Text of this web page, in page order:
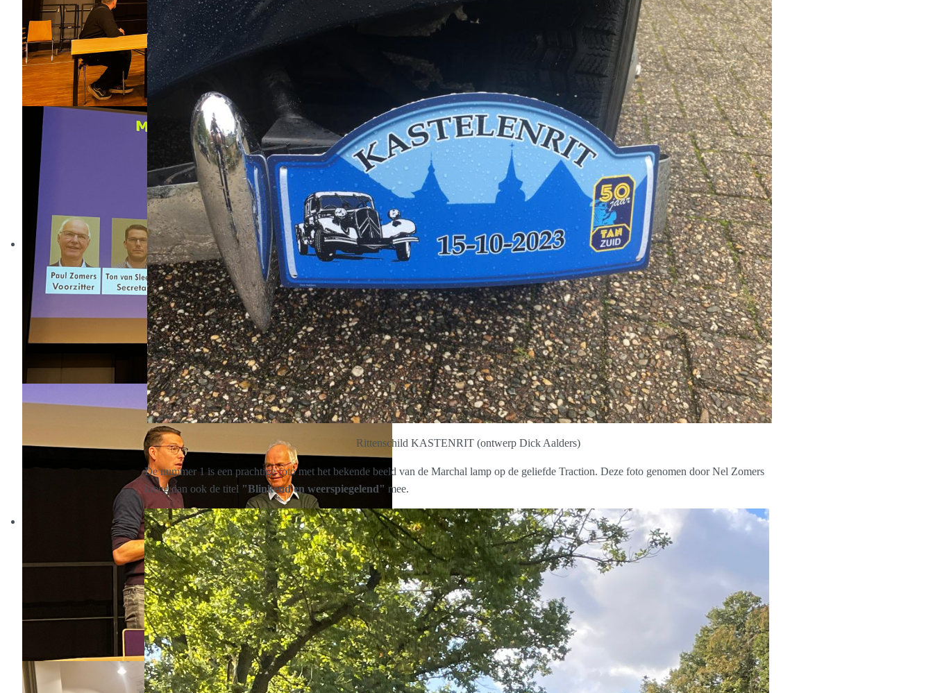
Rittenschild KASTENRIT (ontwerp Dick Aalders)
De nummer 1 is een prachtige foto met het bekende beeld van de Marchal lamp op de geliefde Traction. Deze foto genomen door Nel Zomers
kreeg dan ook de titel "Blinkend en weerspiegelend" mee.